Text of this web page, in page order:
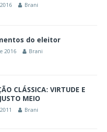
Brani
do eleitor
2016 Brani
CLÁSSICA: VIRTUDE E
MEIO
Brani